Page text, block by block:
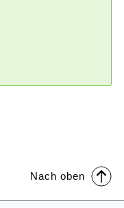
Nach oben